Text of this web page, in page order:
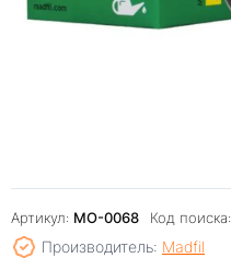
Артикул: MO-0068 Код поиска:
Производитель: Madfil